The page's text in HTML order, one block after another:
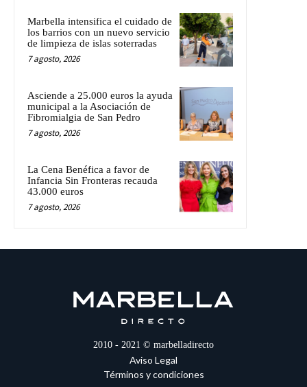
Marbella intensifica el cuidado de
los barrios con un nuevo servicio
de limpieza de islas soterradas
7 agosto, 2026
Asciende a 25.000 euros la ayuda
municipal a la Asociación de
Fibromialgia de San Pedro
7 agosto, 2026
La Cena Benéfica a favor de
Infancia Sin Fronteras recauda
43.000 euros
7 agosto, 2026
2010 - 2021 © marbelladirecto
Aviso Legal
Términos y condiciones